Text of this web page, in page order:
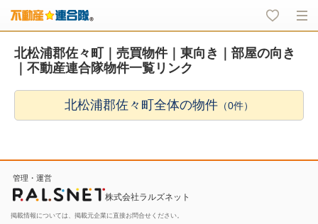
北松浦郡佐々町｜売買物件｜東向き｜部屋の向き
｜不動産連合隊物件一覧リンク
北松浦郡佐々町全体の物件 （0件）
管理・運営
株式会社ラルズネット
掲載情報については、掲載元企業に直接お問合せください。